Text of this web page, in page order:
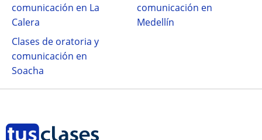
comunicación en La
Calera
comunicación en
Medellín
Clases de oratoria y
comunicación en
Soacha